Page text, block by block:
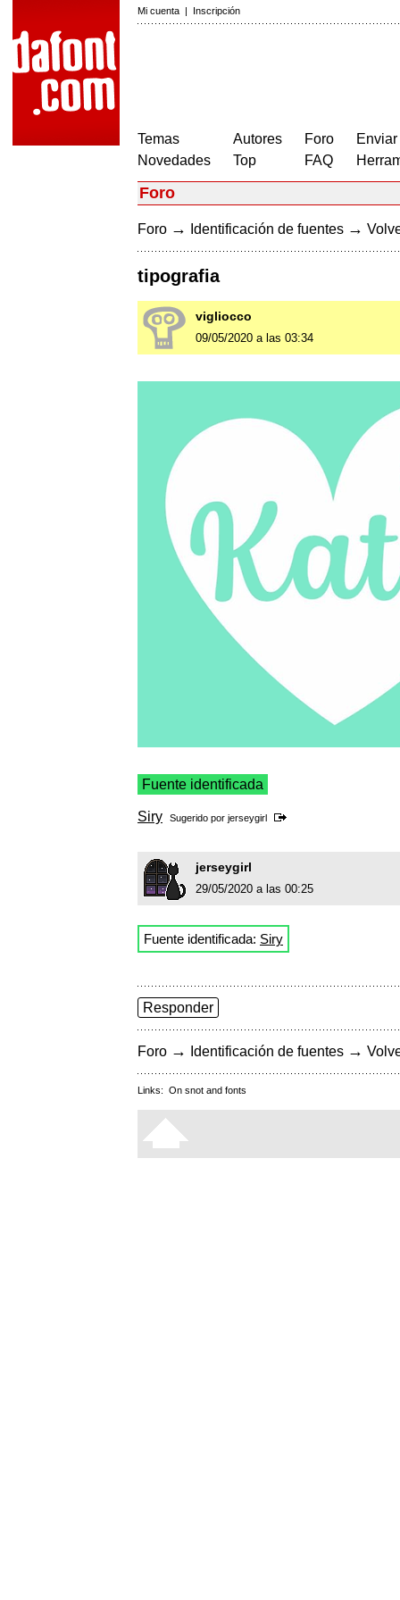
Mi cuenta | Inscripción
Temas
Novedades
Autores
Top
Foro
FAQ
Foro
Foro → Identificación de fuentes →
tipografia
vigliocco
09/05/2020 a las 03:34
Fuente identificada
Siry Sugerido por jerseygirl
jerseygirl
29/05/2020 a las 00:25
Fuente identificada: Siry
Responder
Foro → Identificación de fuentes →
Links: On snot and fonts